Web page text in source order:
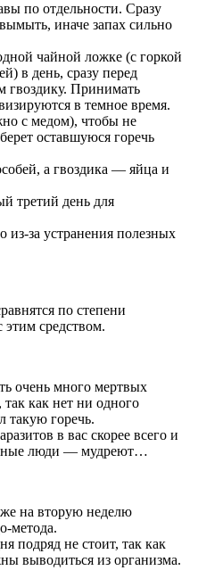
по отдельности. Сразу
иначе запах сильно
чайной ложке (с горкой
в день, сразу перед
гвоздику. Принимать
в темное время.
с медом), чтобы не
оставшуюся горечь
а гвоздика — яйца и
третий день для
из-за устранения полезных
по степени
этим средством.
очень много мертвых
так как нет ни одного
такую горечь.
в вас скорее всего и
люди — мудреют…
на вторую неделю
метода.
подряд не стоит, так как
выводиться из организма.